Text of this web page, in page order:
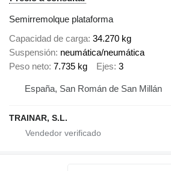
Semirremolque plataforma
Capacidad de carga 34.270 kg
Suspensión neumática/neumática
Peso neto 7.735 kg Ejes 3
España, San Román de San Millán
TRAINAR, S.L.